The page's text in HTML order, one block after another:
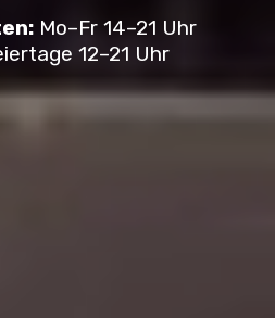
Mo–Fr 14–21 Uhr
12–21 Uhr